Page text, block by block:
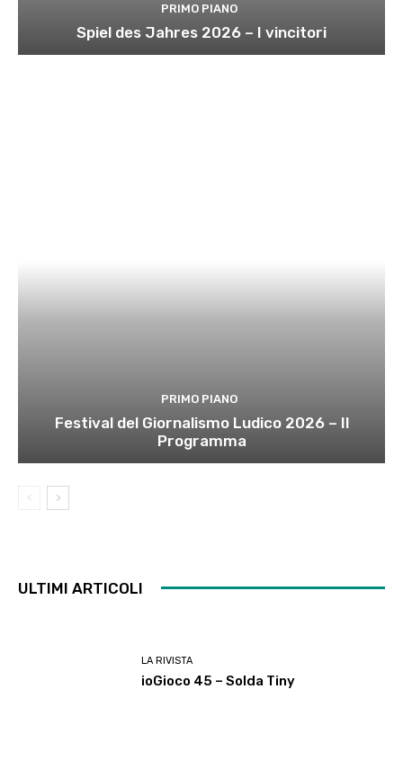
PRIMO PIANO
Spiel des Jahres 2026 – I vincitori
PRIMO PIANO
Festival del Giornalismo Ludico 2026 – Il
Programma
ULTIMI ARTICOLI
LA RIVISTA
ioGioco 45 – Solda Tiny